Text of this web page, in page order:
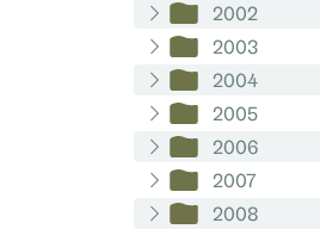
2002
2003
2004
2005
2006
2007
2008